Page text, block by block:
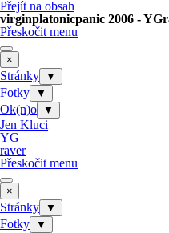
Přejít na obsah
virginplatonicpanic 2006 -
Přeskočit menu
×
Stránky ▼
Fotky ▼
Ok(n)o ▼
Jen Kluci
YG
raver
Přeskočit menu
×
Stránky ▼
Fotky ▼